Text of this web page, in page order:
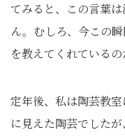
てみると、この言葉
ん。むしろ、今この
を教えてくれているの
定年後、私は陶芸教
に見えた陶芸でした